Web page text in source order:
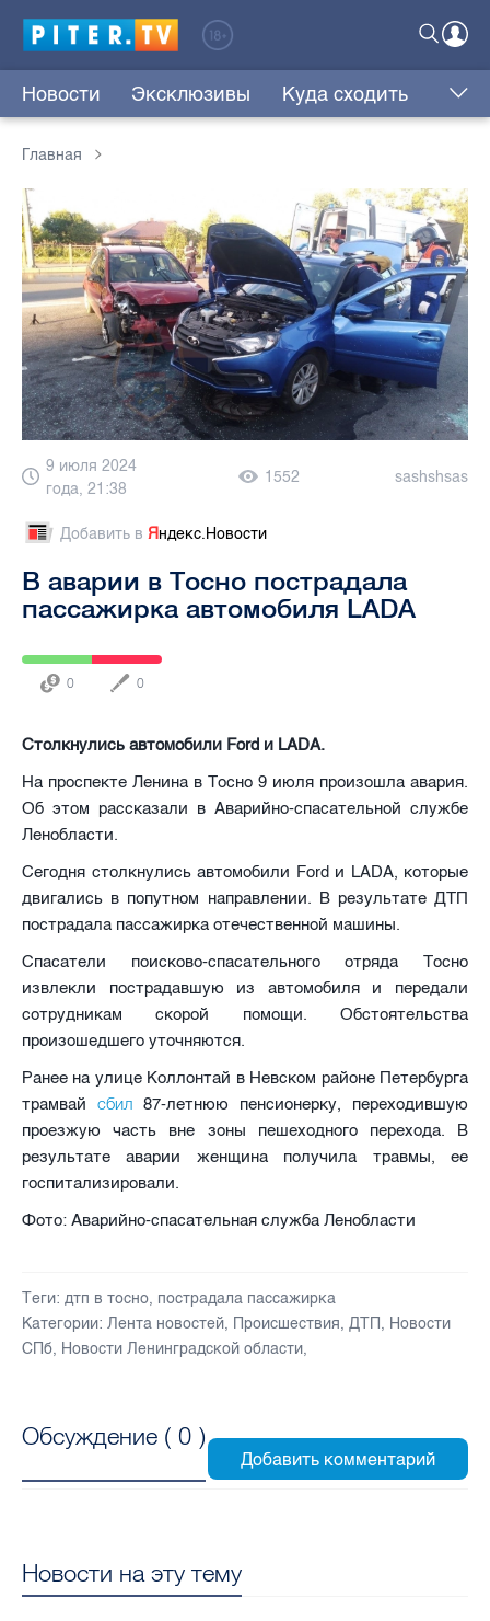
Новости Эксклюзивы Куда сходить
Главная
9 июля 2024
года, 21:38
1552 sashshsas
Добавить в Яндекс.Новости
В аварии в Тосно пострадала
пассажирка автомобиля LADA
0 0
Столкнулись автомобили Ford и LADA.
На проспекте Ленина в Тосно 9 июля произошла авария.
Об этом рассказали в Аварийно-спасательной службе
Ленобласти.
Сегодня столкнулись автомобили Ford и LADA, которые
двигались в попутном направлении. В результате ДТП
пострадала пассажирка отечественной машины.
Спасатели поисково-спасательного отряда Тосно
извлекли пострадавшую из автомобиля и передали
сотрудникам скорой помощи. Обстоятельства
произошедшего уточняются.
Ранее на улице Коллонтай в Невском районе Петербурга
трамвай сбил 87-летнюю пенсионерку, переходившую
проезжую часть вне зоны пешеходного перехода. В
результате аварии женщина получила травмы, ее
госпитализировали.
Фото: Аварийно-спасательная служба Ленобласти
Теги: дтп в тосно, пострадала пассажирка
Категории: Лента новостей, Происшествия, ДТП, Новости
СПб, Новости Ленинградской области,
Обсуждение ( 0 )
Новости на эту тему